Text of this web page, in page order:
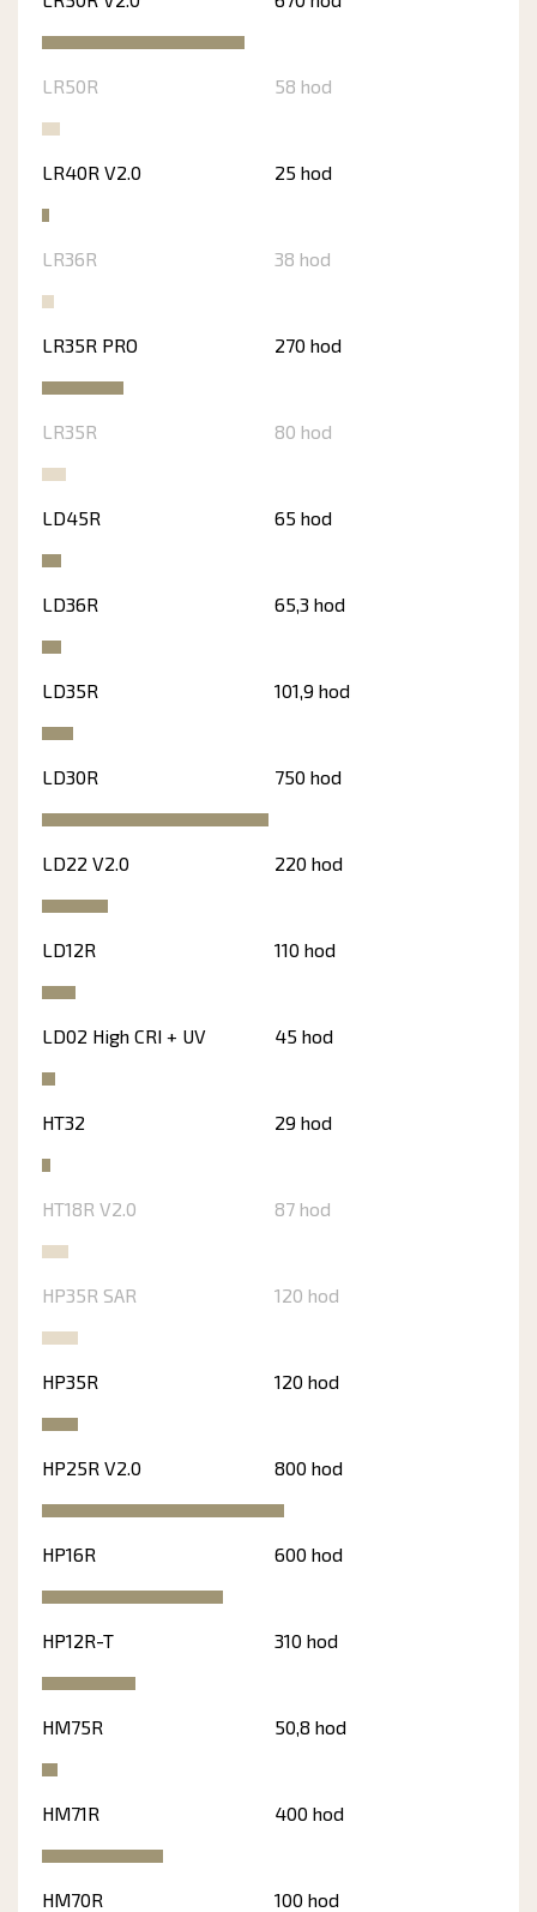
LR50R 58 hod
LR40R V2.0 25 hod
LR36R 38 hod
LR35R PRO 270 hod
LR35R 80 hod
LD45R 65 hod
LD36R 65,3 hod
LD35R 101,9 hod
LD30R 750 hod
LD22 V2.0 220 hod
LD12R 110 hod
LD02 High CRI + UV 45 hod
HT32 29 hod
HT18R V2.0 87 hod
HP35R SAR 120 hod
HP35R 120 hod
HP25R V2.0 800 hod
HP16R 600 hod
HP12R-T 310 hod
HM75R 50,8 hod
HM71R 400 hod
HM70R 100 hod